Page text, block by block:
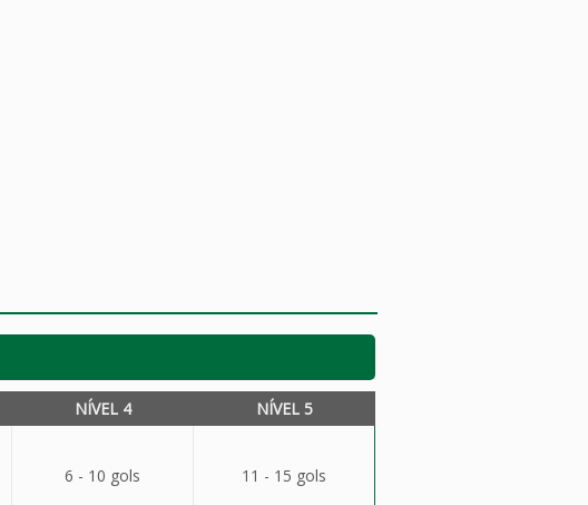
NÍVEL 4 NÍVEL 5
6 - 10 gols 11 - 15 gols